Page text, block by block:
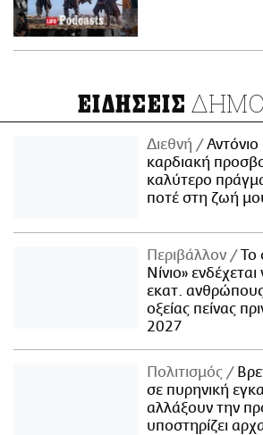
ΕΙΔΗΣΕΙΣ
Διεθνή
καρδιακή
καλύτερο
ποτέ στη ζωή
Περιβάλλον
Το
Νίνιο»
εκατ.
οξείας πείνας
2027
Πολιτισμός
σε πυρηνική
αλλάξουν την
υποστηρίζει